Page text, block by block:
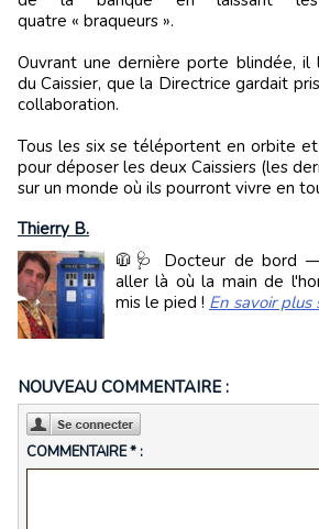
quatre « braqueurs ».
Ouvrant une dernière porte blindée, il
du Caissier, que la Directrice gardait
collaboration.
Tous les six se téléportent en orbite
pour déposer les deux Caissiers (les
sur un monde où ils pourront vivre en
Thierry B.
🧥🩺 Docteur de bord
aller là où la main de
mis le pied ! En savoir plus
NOUVEAU COMMENTAIRE :
COMMENTAIRE * :